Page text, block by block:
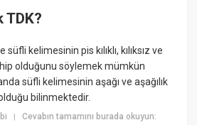
TDK?
kelimesinin pis kılıklı, kılıksız ve
olduğunu söylemek mümkün
süfli kelimesinin aşağı ve aşağılık
bilinmektedir.
|Cevabın tamamını burada okuyun: